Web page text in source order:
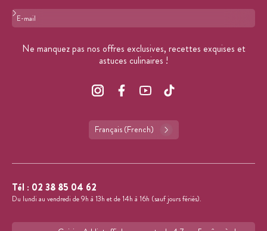
Format : adresse@email.com
Ne manquez pas nos offres exclusives, recettes exquises et
astuces culinaires !
Français (French)
Tél : 02 38 85 04 62
Du lundi au vendredi de 9h à 13h et de 14h à 16h (sauf jours fériés).